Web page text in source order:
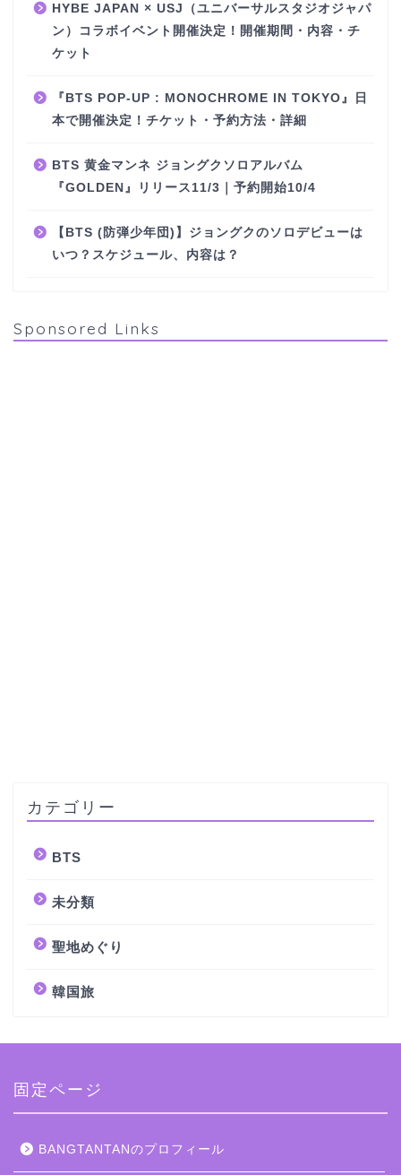
HYBE JAPAN × USJ（ユニバーサルスタジオジャパ
ン）コラボイベント開催決定！開催期間・内容・チ
ケット
『BTS POP-UP : MONOCHROME IN TOKYO』日
本で開催決定！チケット・予約方法・詳細
BTS 黄金マンネ ジョングクソロアルバム
『GOLDEN』リリース11/3｜予約開始10/4
【BTS (防弾少年団)】ジョングクのソロデビューは
いつ？スケジュール、内容は？
Sponsored Links
カテゴリー
BTS
未分類
聖地めぐり
韓国旅
固定ページ
BANGTANTANのプロフィール